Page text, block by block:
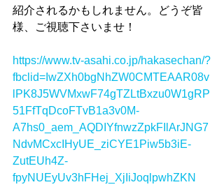
紹介されるかもしれません。どうぞ皆
様、ご視聴下さいませ！
https://www.tv-asahi.co.jp/hakasechan/?
fbclid=IwZXh0bgNhZW0CMTEAAR08v
lPK8J5WVMxwF74gTZLtBxzu0W1gRP
51FfTqDcoFTvB1a3v0M-
A7hs0_aem_AQDIYfnwzZpkFIlArJNG7
NdvMCxcIHyUE_ziCYE1Piw5b3iE-
ZutEUh4Z-
fpyNUEyUv3hFHej_XjIiJoqlpwhZKN